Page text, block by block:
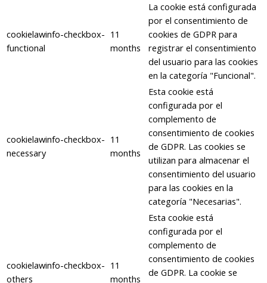
cookielawinfo-checkbox-
functional
11
months
La cookie está configurada
por el consentimiento de
cookies de GDPR para
registrar el consentimiento
del usuario para las cookies
en la categoría "Funcional".
cookielawinfo-checkbox-
necessary
11
months
Esta cookie está
configurada por el
complemento de
consentimiento de cookies
de GDPR. Las cookies se
utilizan para almacenar el
consentimiento del usuario
para las cookies en la
categoría "Necesarias".
cookielawinfo-checkbox-
others
11
months
Esta cookie está
configurada por el
complemento de
consentimiento de cookies
de GDPR. La cookie se